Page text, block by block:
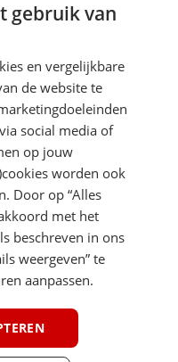
gedeeld met anderen
gebruik van
en vergelijkbare
de website te
social media of
op jouw
worden ook
Door op “Alles
met het
beschreven in ons
weergeven” te
aanpassen.